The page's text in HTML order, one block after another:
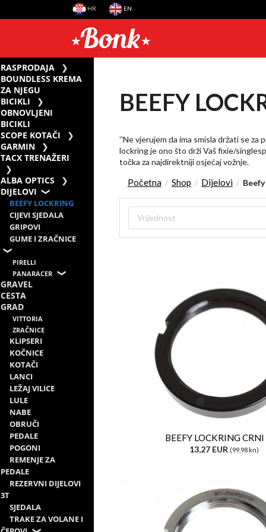
HR EN
RASPRODAJA
BOUNDLESS KREMA
ZA NJEGU
BICIKLI
OBNOVLJENI
BICIKLI
SCOPE KOTAČI
GARMIN
TACX TRENAŽERI
ALBA OPTICS
DIJELOVI
BEEFY LOCKRING
CIJEVI SJEDALA
GRIPOVI
GUME I ZRAČNICE
PIRELLI
PANARACER
GRAVEL
CESTA
GRAD
VITTORIA
ZRAČNICE
KLIPSERI
KOČNICE
KOTAČI
LANCI
LEŽAJ VILICE
LULE
NABE
OBRUČI
PEDALE
POGONI
REMENJE ZA
PEDALE
REZERVNI DIJELOVI
3T
SJEDALA
TRAKE ZA VOLANE I
BEEFY
''Ne vjerujem da ima smisla držati se za
lockring je ono što drži Vaš fixie/
točka za najdirektniji osjećaj vožnje.
Početna / Shop / Dijelovi /
BEEFY LOCKRING
13,27 EUR (99,98 kn)